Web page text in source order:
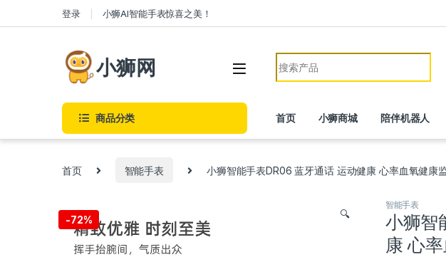
Skip to navigation
Skip to content登录 小狮AI智能手表惊喜之美！
小狮网 Search for:
商品分类 首页 小狮商城 陪伴机器人
首页 智能手表 小狮智能手表DR06 蓝牙通话 运动健康 心率血氧健康
-72% 🔍
智能手表
小狮智
康 心